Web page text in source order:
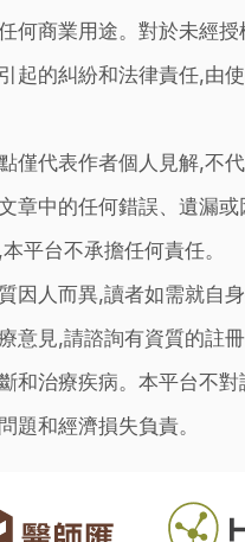
何商業用途。對於未經授
起的糾紛和法律責任,由
僅代表作者個人見解,不
章中的任何錯誤、遺漏
平台不承擔任何責任。
因人而異,讀者如需就自
意見,請諮詢有資質的註
和治療疾病。本平台不
題和經濟損失負責。